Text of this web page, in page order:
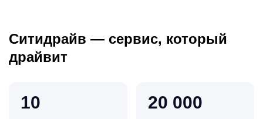
Ситидрайв — сервис, который
драйвит
10 20 000